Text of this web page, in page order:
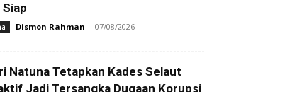
Dismon Rahman - 07/08/2026
Natuna Tetapkan Kades Selaut
Jadi Tersangka Dugaan Korupsi